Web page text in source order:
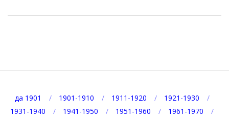
да 1901 1901-1910 1911-1920
1921-1930
1931-1940
1941-1950 1951-1960
1961-1970